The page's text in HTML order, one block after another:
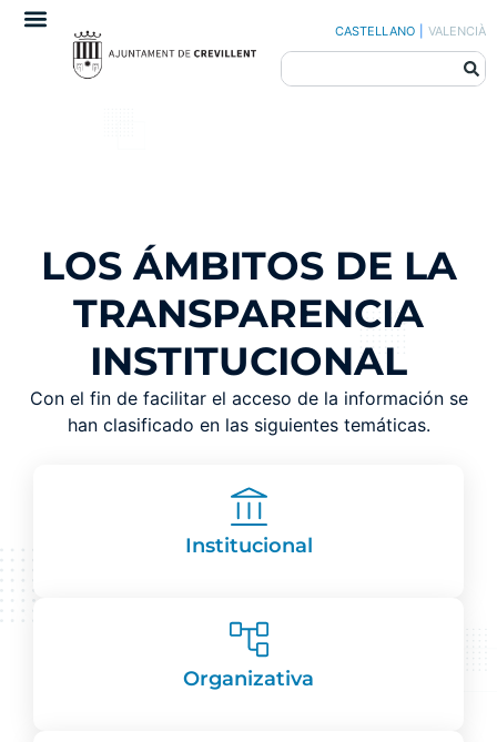
CASTELLANO VALENCIÀ
LOS ÁMBITOS DE LA
TRANSPARENCIA
INSTITUCIONAL
Con el fin de facilitar el acceso de la información se
han clasificado en las siguientes temáticas.
Institucional
Organizativa